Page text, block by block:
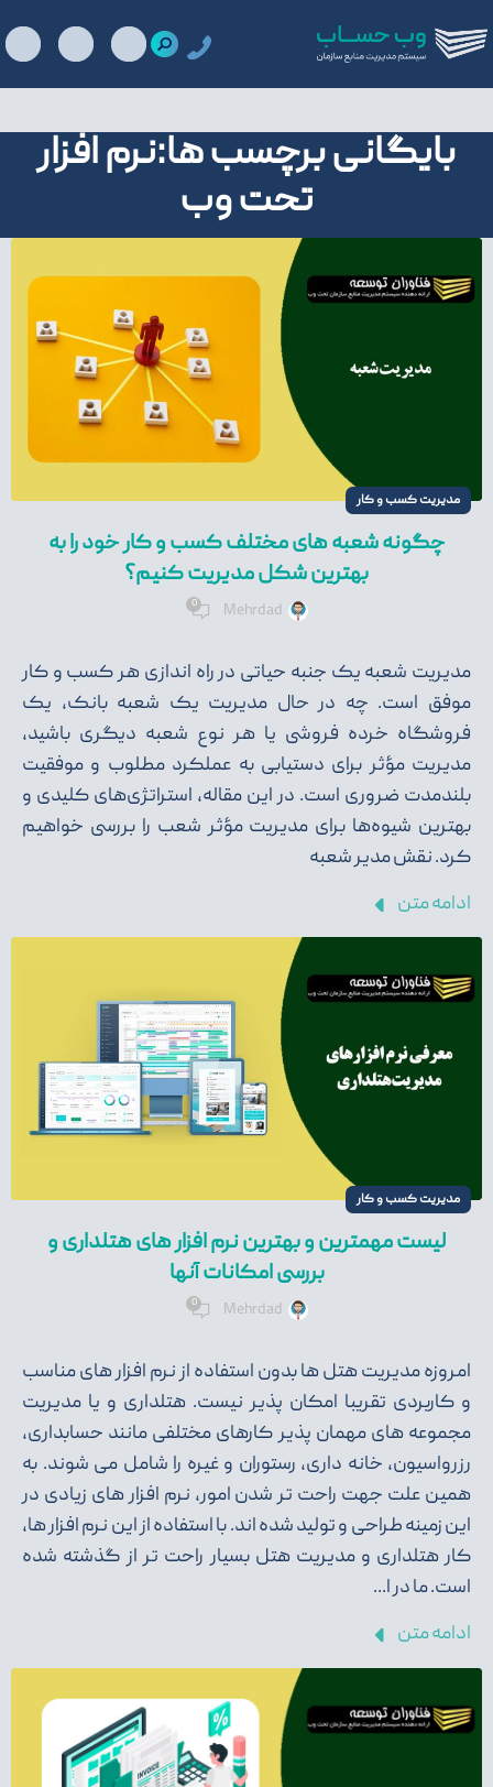
بایگانی برچسب ها:نرم افزار
تحت وب
مدیریت کسب و کار
چگونه شعبه های مختلف کسب و کار خود را به
بهترین شکل مدیریت کنیم؟
Mehrdad
0
مدیریت شعبه یک جنبه حیاتی در راه اندازی هر کسب و کار
موفق است. چه در حال مدیریت یک شعبه بانک، یک
فروشگاه خرده فروشی یا هر نوع شعبه دیگری باشید،
مدیریت مؤثر برای دستیابی به عملکرد مطلوب و موفقیت
بلندمدت ضروری است. در این مقاله، استراتژی‌های کلیدی و
بهترین شیوه‌ها برای مدیریت مؤثر شعب را بررسی خواهیم
کرد. نقش مدیر شعبه
ادامه متن
مدیریت کسب و کار
لیست مهمترین و بهترین نرم افزار های هتلداری و
بررسی امکانات آنها
Mehrdad
0
امروزه مدیریت هتل ها بدون استفاده از نرم افزار های مناسب
و کاربردی تقریبا امکان پذیر نیست. هتلداری و یا مدیریت
مجموعه های مهمان پذیر کارهای مختلفی مانند حسابداری،
رزرواسیون، خانه داری، رستوران و غیره را شامل می شوند. به
همین علت جهت راحت تر شدن امور، نرم افزار های زیادی در
این زمینه طراحی و تولید شده اند. با استفاده از این نرم افزار ها،
کار هتلداری و مدیریت هتل بسیار راحت تر از گذشته شده
است. ما در ا...
ادامه متن